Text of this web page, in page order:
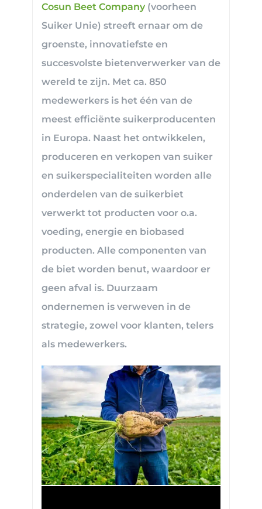
Cosun Beet Company (voorheen
Suiker Unie) streeft ernaar om de
groenste, innovatiefste en
succesvolste bietenverwerker van de
wereld te zijn. Met ca. 850
medewerkers is het één van de
meest efficiënte suikerproducenten
in Europa. Naast het ontwikkelen,
produceren en verkopen van suiker
en suikerspecialiteiten worden alle
onderdelen van de suikerbiet
verwerkt tot producten voor o.a.
voeding, energie en biobased
producten. Alle componenten van
de biet worden benut, waardoor er
geen afval is. Duurzaam
ondernemen is verweven in de
strategie, zowel voor klanten, telers
als medewerkers.